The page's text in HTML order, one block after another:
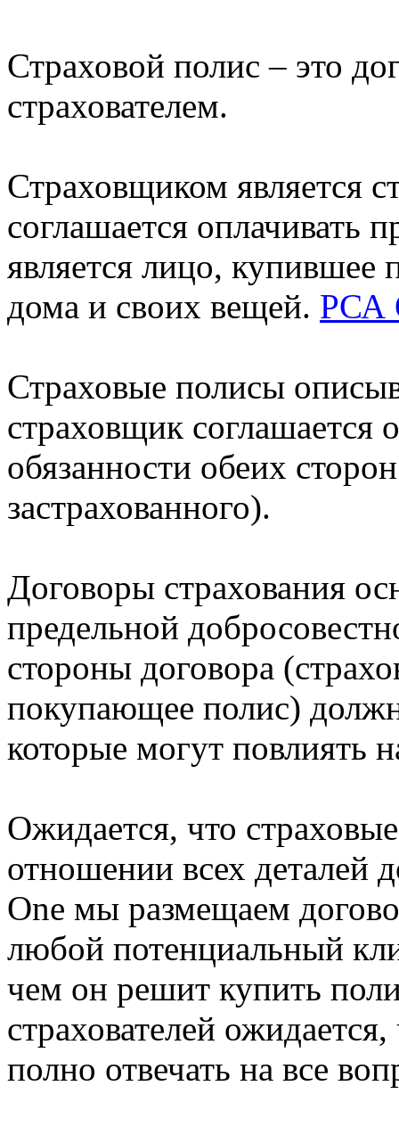
Страховой полис – это
страхователем.
Страховщиком является
соглашается оплачивать
является лицо, купившее
дома и своих вещей. РСА
Страховые полисы
страховщик соглашается
обязанности обеих
застрахованного).
Договоры страхования
предельной
стороны договора
покупающее полис)
которые могут повлиять
Ожидается, что
отношении всех деталей
One мы размещаем
любой потенциальный
чем он решит купить
страхователей
полно отвечать на все